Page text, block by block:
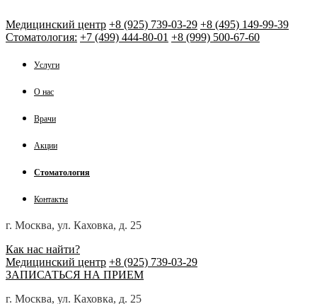
Медицинский центр +8 (925) 739-03-29 +8 (495) 149-99-39
Стоматология: +7 (499) 444-80-01 +8 (999) 500-67-60
Услуги
О нас
Врачи
Акции
Стоматология
Контакты
г. Москва, ул. Каховка, д. 25
Как нас найти?
Медицинский центр +8 (925) 739-03-29
ЗАПИСАТЬСЯ НА ПРИЕМ
г. Москва, ул. Каховка, д. 25